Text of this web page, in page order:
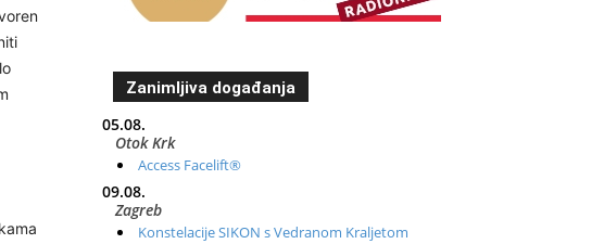
Zanimljiva događanja
05.08.
Otok Krk
Access Facelift®
09.08.
Zagreb
Konstelacije SIKON s Vedranom Kraljetom